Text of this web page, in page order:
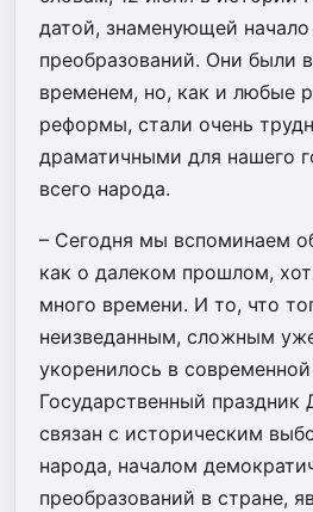
датой, знаменующей
преобразований. Они были
временем, но, как и любые
реформы, стали очень
драматичными для нашего
всего народа.
– Сегодня мы вспоминаем
как о далеком прошлом,
много времени. И то, что
неизведанным, сложным
укоренилось в
Государственный праздник
связан с историческим
народа, началом
преобразований в стране,